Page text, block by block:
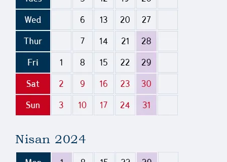
Nisan 2024